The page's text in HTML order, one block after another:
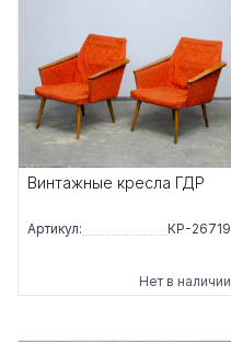
Винтажные кресла ГДР
Артикул: КР-26719
Нет в наличии